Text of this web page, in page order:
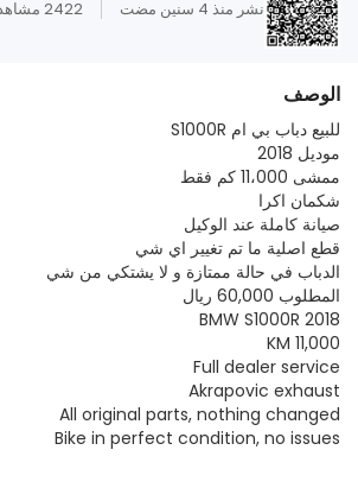
نشر منذ 4 سنين مضت
2422 مشاهدات
الوصف
للبيع دباب بي ام S1000R
موديل 2018
ممشى 11،000 كم فقط
شكمان اكرا
صيانة كاملة عند الوكيل
قطع اصلية ما تم تغيير اي شي
الدباب في حالة ممتازة و لا يشتكي من شي
المطلوب 60,000 ريال
2018 BMW S1000R
11,000 KM
Full dealer service
Akrapovic exhaust
All original parts, nothing changed
Bike in perfect condition, no issues